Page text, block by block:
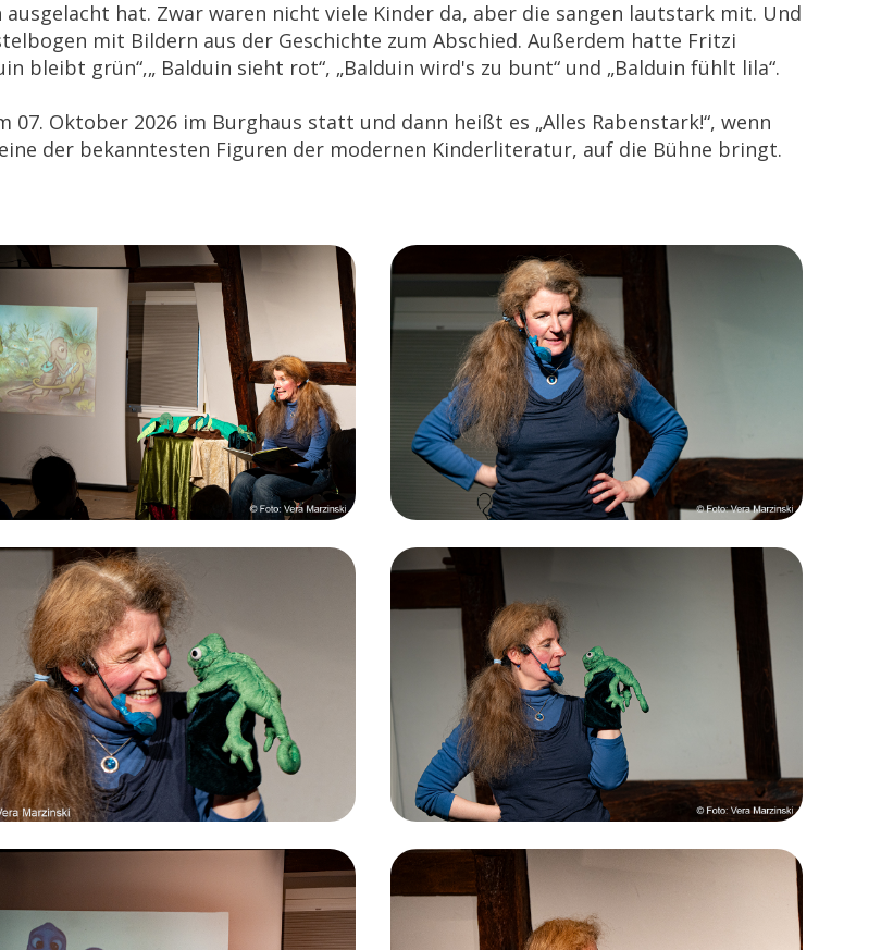
hat. Zwar waren nicht viele Kinder da, aber die sangen lautstark mit. Und
mit Bildern aus der Geschichte zum Abschied. Außerdem hatte Fritzi
bleibt grün“,„ Balduin sieht rot“, „Balduin wird's zu bunt“ und „Balduin fühlt lila“.
Oktober 2026 im Burghaus statt und dann heißt es „Alles Rabenstark!“, wenn
der bekanntesten Figuren der modernen Kinderliteratur, auf die Bühne bringt.